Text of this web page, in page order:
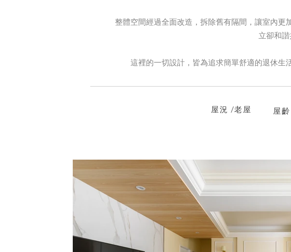
整體空間經過全面改造，拆除舊有隔間，讓室內
立卻和
這裡的一切設計，皆為追求簡單舒適的退休生
屋況 /老屋 屋